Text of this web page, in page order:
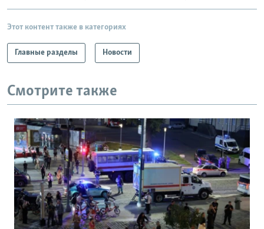
Этот контент также в категориях
Главные разделы Новости
Смотрите также